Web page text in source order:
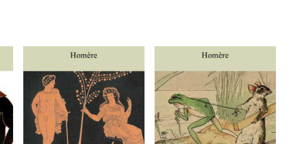
AJOUTER AU PANIER
/
DÉTAILS
AJOUTER AU PANIER
/
DÉTAILS